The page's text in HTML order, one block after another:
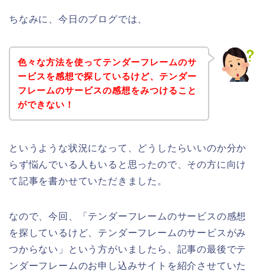
ちなみに、今日のブログでは、
色々な方法を使ってテンダーフレームのサ
ービスを感想で探しているけど、テンダー
フレームのサービスの感想をみつけること
ができない！
というような状況になって、どうしたらいいのか分か
らず悩んでいる人もいると思ったので、その方に向け
て記事を書かせていただきました。
なので、今回、「テンダーフレームのサービスの感想
を探しているけど、テンダーフレームのサービスがみ
つからない」という方がいましたら、記事の最後でテ
ンダーフレームのお申し込みサイトを紹介させていた